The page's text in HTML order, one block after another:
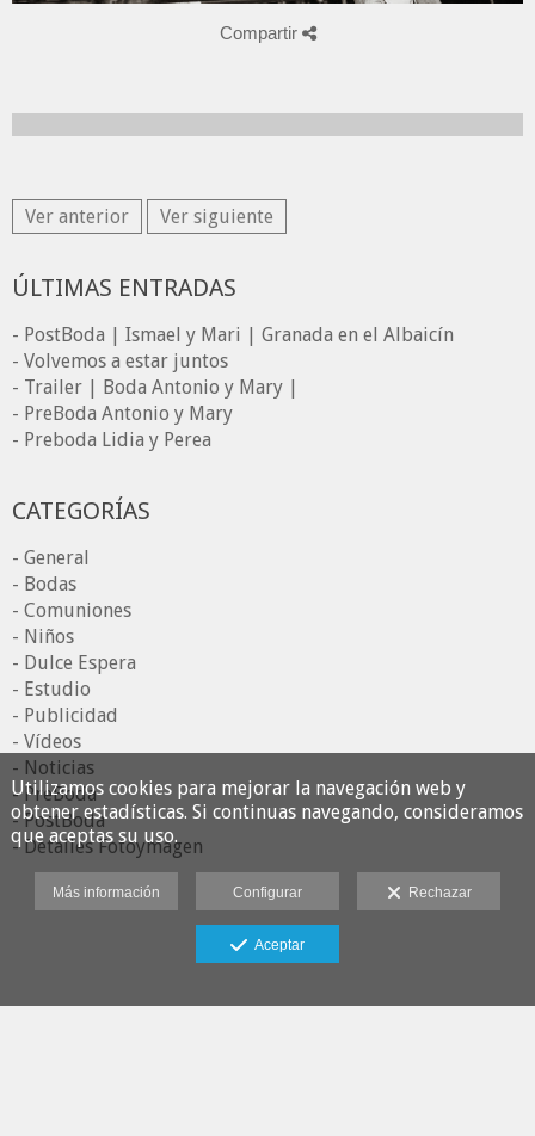
Compartir
Ver anterior Ver siguiente
ÚLTIMAS ENTRADAS
- PostBoda | Ismael y Mari | Granada en el Albaicín
- Volvemos a estar juntos
- Trailer | Boda Antonio y Mary |
- PreBoda Antonio y Mary
- Preboda Lidia y Perea
CATEGORÍAS
- General
- Bodas
- Comuniones
- Niños
- Dulce Espera
- Estudio
- Publicidad
- Vídeos
- Noticias
- PreBoda
- PostBoda
- Detalles Fotoymagen
Utilizamos cookies para mejorar la navegación web y
obtener estadísticas. Si continuas navegando, consideramos
que aceptas su uso.
Más información Configurar Rechazar
Aceptar